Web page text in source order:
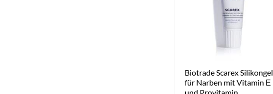
Biotrade Scarex Silikongel
für Narben mit Vitamin Е